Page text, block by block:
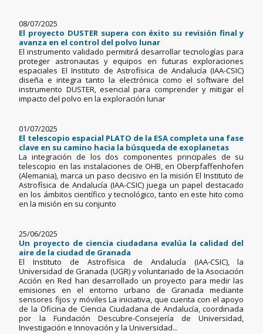
08/07/2025
El proyecto DUSTER supera con éxito su revisión final y
avanza en el control del polvo lunar
El instrumento validado permitirá desarrollar tecnologías para
proteger astronautas y equipos en futuras exploraciones
espaciales El Instituto de Astrofísica de Andalucía (IAA-CSIC)
diseña e integra tanto la electrónica como el software del
instrumento DUSTER, esencial para comprender y mitigar el
impacto del polvo en la exploración lunar
01/07/2025
El telescopio espacial PLATO de la ESA completa una fase
clave en su camino hacia la búsqueda de exoplanetas
La integración de los dos componentes principales de su
telescopio en las instalaciones de OHB, en Oberpfaffenhofen
(Alemania), marca un paso decisivo en la misión El Instituto de
Astrofísica de Andalucía (IAA-CSIC) juega un papel destacado
en los ámbitos científico y tecnológico, tanto en este hito como
en la misión en su conjunto
25/06/2025
Un proyecto de ciencia ciudadana evalúa la calidad del
aire de la ciudad de Granada
El Instituto de Astrofísica de Andalucía (IAA-CSIC), la
Universidad de Granada (UGR) y voluntariado de la Asociación
Acción en Red han desarrollado un proyecto para medir las
emisiones en el entorno urbano de Granada mediante
sensores fijos y móviles La iniciativa, que cuenta con el apoyo
de la Oficina de Ciencia Ciudadana de Andalucía, coordinada
por la Fundación Descubre-Consejería de Universidad,
Investigación e Innovación y la Universidad...